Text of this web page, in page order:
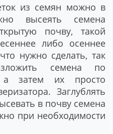
из семян можно в
высеять семена
почву, такой
либо осеннее
нужно сделать, так
семена по
а затем их просто
Заглублять
в почву семена
при необходимости